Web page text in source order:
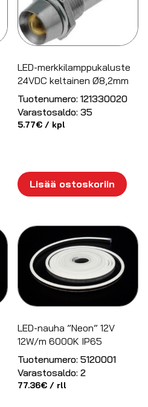
LED-merkkilamppukaluste
24VDC keltainen Ø8,2mm
Tuotenumero: 121330020
Varastosaldo: 35
5.77€ / kpl
Lisää ostoskoriin
LED-nauha ”Neon” 12V
12W/m 6000K IP65
Tuotenumero: 5120001
Varastosaldo: 2
77.36€ / rll